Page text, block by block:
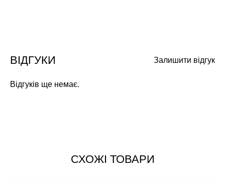
Залишити відгук
ВІДГУКИ
Відгуків ще немає.
СХОЖІ ТОВАРИ